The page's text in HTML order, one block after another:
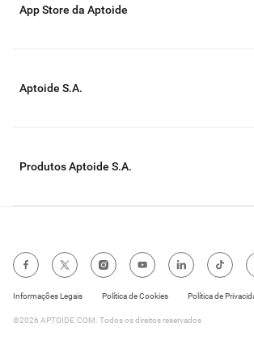
App Store da Aptoide
Aptoide S.A.
Produtos Aptoide S.A.
Informações Legais Política de Cookies Política de
©2026 APTOIDE.COM. Todos os direitos reservados